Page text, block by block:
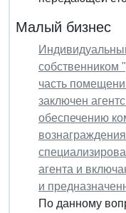
Малый бизнес
собственником
часть
заключен
обеспечению
агента и
и
По данному